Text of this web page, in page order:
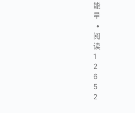
能
量
•
阅
读
1
2
6
5
2